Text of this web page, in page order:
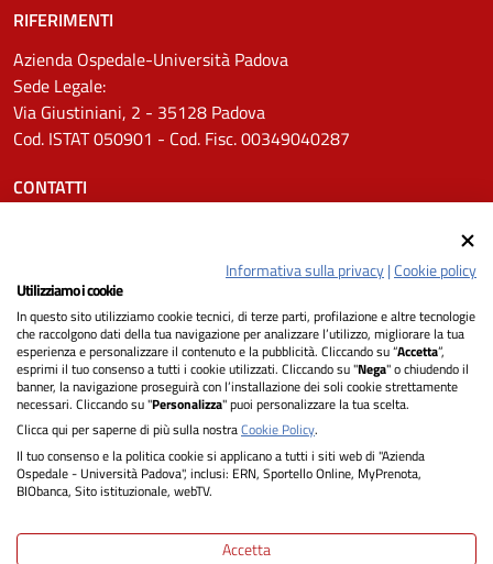
RIFERIMENTI
Azienda Ospedale-Università Padova
Sede Legale:
Via Giustiniani, 2 - 35128 Padova
Cod. ISTAT 050901 - Cod. Fisc. 00349040287
CONTATTI
Pec: protocollo.aopd@pecveneto.it
SEGUICI SU
Privacy
Dichiarazione di Accessibilità
Informativa sulla privacy|Cookie policy
Utilizziamo i cookie
In questo sito utilizziamo cookie tecnici, di terze parti, profilazione e altre tecnologie
che raccolgono dati della tua navigazione per analizzare l’utilizzo, migliorare la tua
esperienza e personalizzare il contenuto e la pubblicità. Cliccando su “Accetta”,
esprimi il tuo consenso a tutti i cookie utilizzati. Cliccando su "Nega" o chiudendo il
banner, la navigazione proseguirà con l’installazione dei soli cookie strettamente
necessari. Cliccando su "Personalizza" puoi personalizzare la tua scelta.
Clicca qui per saperne di più sulla nostraCookie Policy.
Il tuo consenso e la politica cookie si applicano a tutti i siti web di "Azienda
Ospedale - Università Padova", inclusi: ERN, Sportello Online, MyPrenota,
BIObanca, Sito istituzionale, webTV.
Accetta